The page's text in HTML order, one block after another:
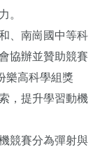
。
、南崗國中等科
協辦並贊助競賽
樂高科學組獎
，提升學習動機
競賽分為彈射與